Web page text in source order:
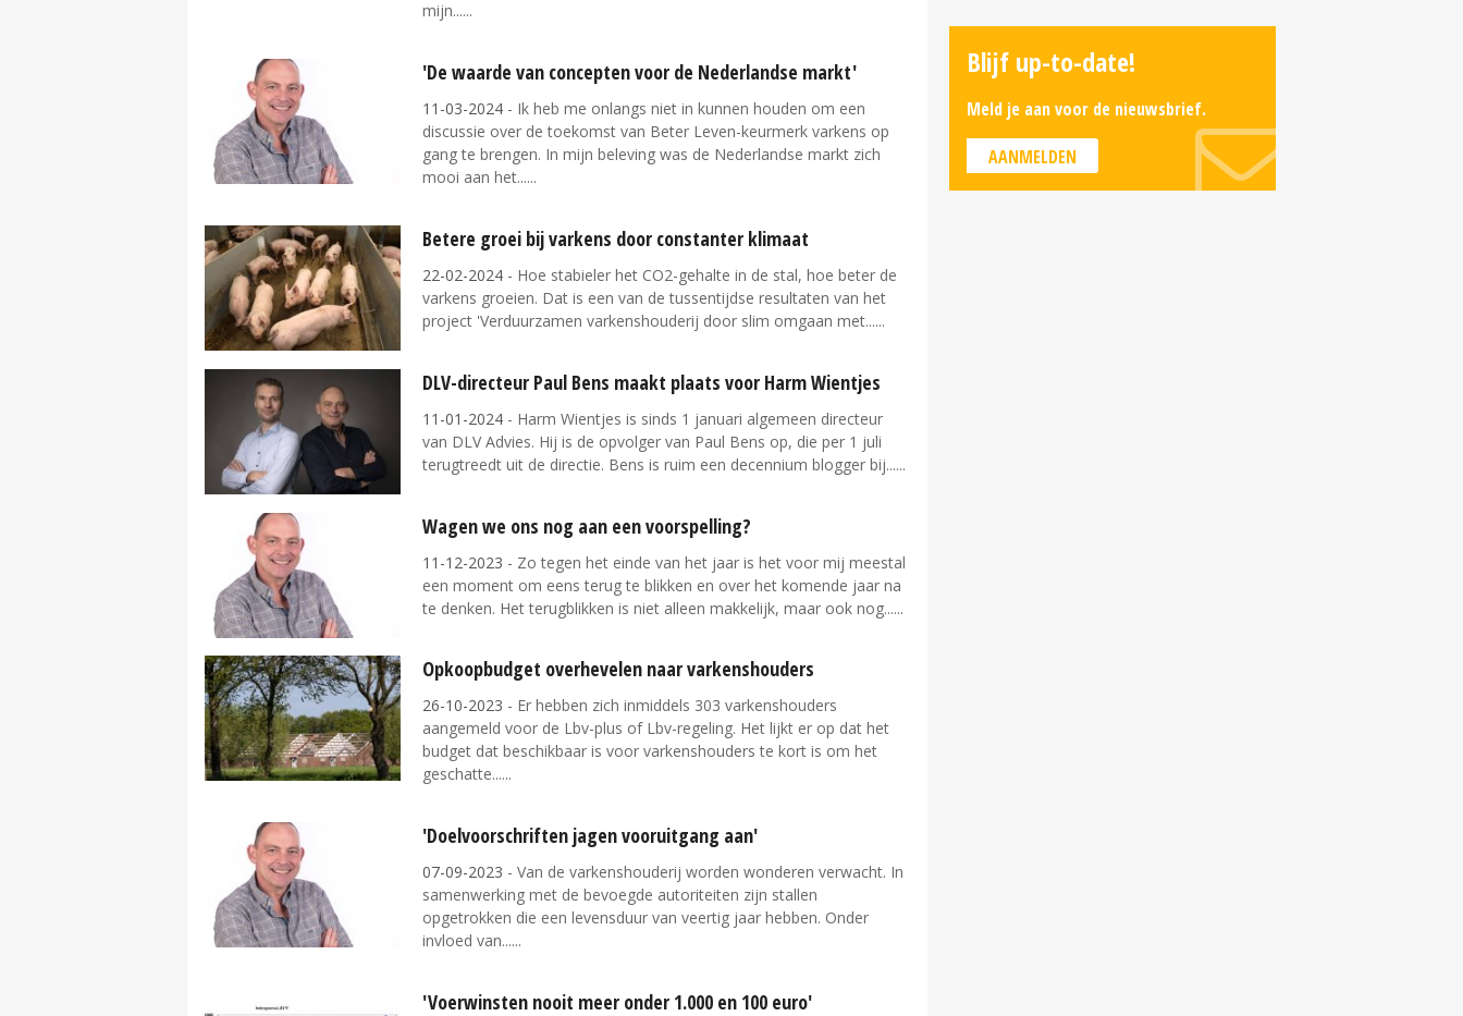
mijn...
'De waarde van concepten voor de Nederlandse markt'
11-03-2024 - Ik heb me onlangs niet in kunnen houden om een
discussie over de toekomst van Beter Leven-keurmerk varkens op
gang te brengen. In mijn beleving was de Nederlandse markt zich
mooi aan het...
Betere groei bij varkens door constanter klimaat
22-02-2024 - Hoe stabieler het CO2-gehalte in de stal, hoe beter de
varkens groeien. Dat is een van de tussentijdse resultaten van het
project 'Verduurzamen varkenshouderij door slim omgaan met...
DLV-directeur Paul Bens maakt plaats voor Harm Wientjes
11-01-2024 - Harm Wientjes is sinds 1 januari algemeen directeur
van DLV Advies. Hij is de opvolger van Paul Bens op, die per 1 juli
terugtreedt uit de directie. Bens is ruim een decennium blogger bij...
Wagen we ons nog aan een voorspelling?
11-12-2023 - Zo tegen het einde van het jaar is het voor mij meestal
een moment om eens terug te blikken en over het komende jaar na
te denken. Het terugblikken is niet alleen makkelijk, maar ook nog...
Opkoopbudget overhevelen naar varkenshouders
26-10-2023 - Er hebben zich inmiddels 303 varkenshouders
aangemeld voor de Lbv-plus of Lbv-regeling. Het lijkt er op dat het
budget dat beschikbaar is voor varkenshouders te kort is om het
geschatte...
'Doelvoorschriften jagen vooruitgang aan'
07-09-2023 - Van de varkenshouderij worden wonderen verwacht. In
samenwerking met de bevoegde autoriteiten zijn stallen
opgetrokken die een levensduur van veertig jaar hebben. Onder
invloed van...
'Voerwinsten nooit meer onder 1.000 en 100 euro'
Blijf up-to-date!
Meld je aan voor de nieuwsbrief.
AANMELDEN